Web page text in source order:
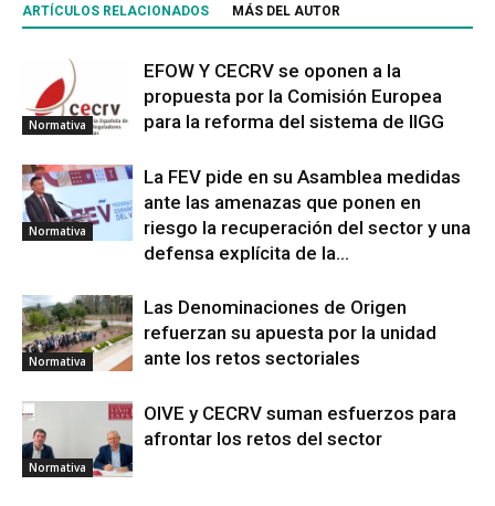
ARTÍCULOS RELACIONADOS MÁS DEL AUTOR
Normativa
EFOW Y CECRV se oponen a la
propuesta por la Comisión Europea
para la reforma del sistema de IIGG
Normativa
La FEV pide en su Asamblea medidas
ante las amenazas que ponen en
riesgo la recuperación del sector y una
defensa explícita de la...
Normativa
Las Denominaciones de Origen
refuerzan su apuesta por la unidad
ante los retos sectoriales
Normativa
OIVE y CECRV suman esfuerzos para
afrontar los retos del sector